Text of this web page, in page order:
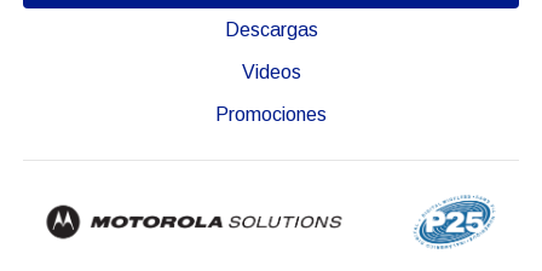
Descargas
Videos
Promociones